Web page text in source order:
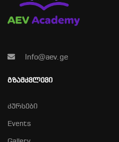
Info@aev.ge
ᲒᲖᲐᲛᲙᲕᲚᲔᲕᲘ
კურსები
Events